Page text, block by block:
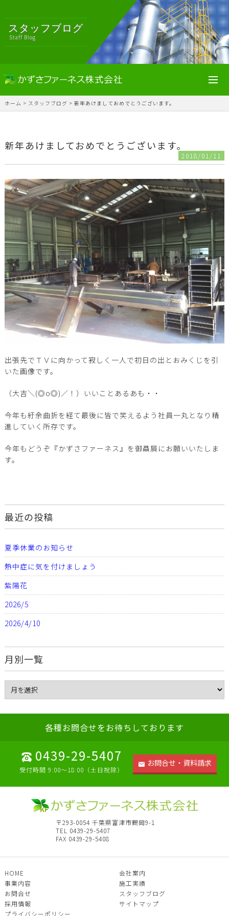
スタッフブログ
Staff Blog
ホーム > スタッフブログ > 新年あけましておめでとうございます。
新年あけましておめでとうございます。
2018/01/11
出張先でＴＶに向かって寂しく一人で初日の出とおみくじを引
いた画像です。
（大吉＼(◎o◎)／！）いいことあるあも・・
今年も紆余曲折を経て最後に皆で笑えるよう社員一丸となり精
進していく所存です。
今年もどうぞ『かずさファーネス』を御贔屓にお願いいたしま
す。
最近の投稿
夏季休業のお知らせ
熱中症に気を付けましょう
紫陽花
2026/5
2026/4/10
月別一覧
各種お問合せをお待ちしております
0439-29-5407
受付時間 9:00～18:00（土日祝除）
お問合せ・資料請求
〒293-0054 千葉県富津市鶴岡9-1
TEL 0439-29-5407
FAX 0439-29-5408
HOME
会社案内
事業内容
施工実績
お問合せ
スタッフブログ
採用情報
サイトマップ
プライバシーポリシー